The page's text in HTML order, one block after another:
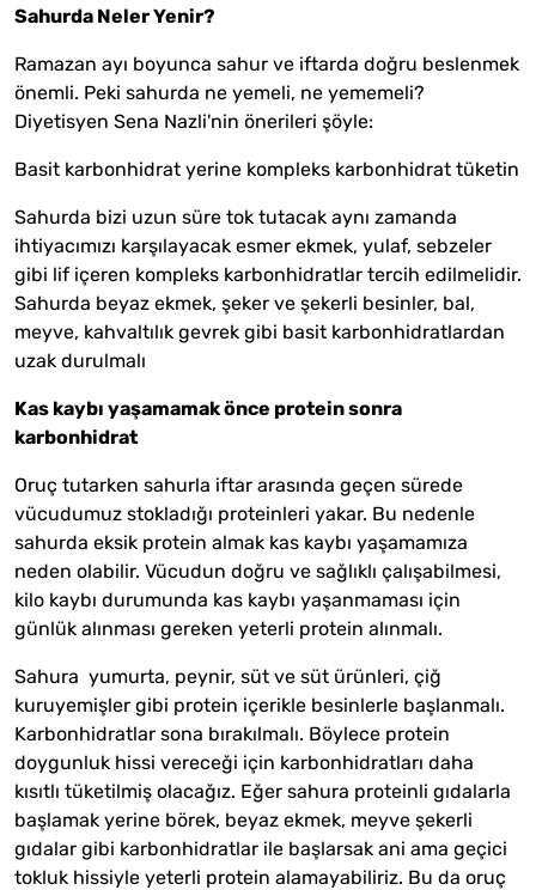
Sahurda Neler Yenir?
Ramazan ayı boyunca sahur ve iftarda doğru beslenmek
önemli. Peki sahurda ne yemeli, ne yememeli?
Diyetisyen Sena Nazli'nin önerileri şöyle:
Basit karbonhidrat yerine kompleks karbonhidrat tüketin
Sahurda bizi uzun süre tok tutacak aynı zamanda
ihtiyacımızı karşılayacak esmer ekmek, yulaf, sebzeler
gibi lif içeren kompleks karbonhidratlar tercih edilmelidir.
Sahurda beyaz ekmek, şeker ve şekerli besinler, bal,
meyve, kahvaltılık gevrek gibi basit karbonhidratlardan
uzak durulmalı
Kas kaybı yaşamamak önce protein sonra
karbonhidrat
Oruç tutarken sahurla iftar arasında geçen sürede
vücudumuz stokladığı proteinleri yakar. Bu nedenle
sahurda eksik protein almak kas kaybı yaşamamıza
neden olabilir. Vücudun doğru ve sağlıklı çalışabilmesi,
kilo kaybı durumunda kas kaybı yaşanmaması için
günlük alınması gereken yeterli protein alınmalı.
Sahura yumurta, peynir, süt ve süt ürünleri, çiğ
kuruyemişler gibi protein içerikle besinlerle başlanmalı.
Karbonhidratlar sona bırakılmalı. Böylece protein
doygunluk hissi vereceği için karbonhidratları daha
kısıtlı tüketilmiş olacağız. Eğer sahura proteinli gıdalarla
başlamak yerine börek, beyaz ekmek, meyve şekerli
gıdalar gibi karbonhidratlar ile başlarsak ani ama geçici
tokluk hissiyle yeterli protein alamayabiliriz. Bu da oruç